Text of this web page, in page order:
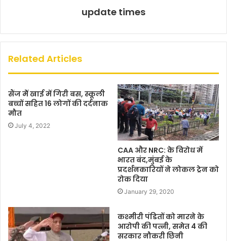
update times
Related Articles
सैंज मेें खाई में गिरी बस, स्कूली
बच्चों सहित 16 लोगों की दर्दनाक
मौत
July 4, 2022
CAA और NRC: के विरोध में
भारत बंद,मुंबई के
प्रदर्शनकारियों ने लोकल ट्रेन को
रोक दिया
January 29, 2020
कश्मीरी पंडितों को मारने के
आरोपी की पत्नी, समेत 4 की
सरकार नौकरी छिनी